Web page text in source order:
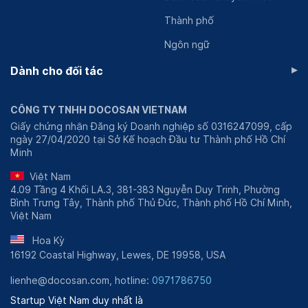
công nghệ giúp bác sĩ quản lý lịch hẹn và lưu trữ hồ sơ
bệnh nhân. Mọi quy trình đó được đơn giản hóa nhằm
giảm tải hồ sơ in giấy truyền thống, giúp bác sĩ chủ
động hơn khi sắp xếp lịch hẹn với bệnh nhân. Ứng dụng
này được Docosan gọi với tên riêng là
Docosan là nền tảng giúp bệnh nhân dễ dàng đặt lịch khám,
Thành phố
Ngôn ngữ
Dành cho đối tác ▸
CÔNG TY TNHH DOCOSAN VIETNAM
Giấy chứng nhận Đăng ký Doanh nghiệp số 0316247099, cấp
ngày 27/04/2020 tại Sở Kế hoạch Đầu tư Thành phố Hồ Chí
Minh
Việt Nam
4.09 Tầng 4 Khối LA.3, 381-383 Nguyễn Duy Trinh, Phường
Bình Trưng Tây, Thành phố Thủ Đức, Thành phố Hồ Chí Minh,
Việt Nam
Hoa Kỳ
16192 Coastal Highway, Lewes, DE 19958, USA
lienhe@docosan.com, hotline: 0971786750
Startup Việt Nam duy nhất là